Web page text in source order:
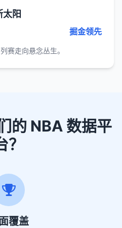
阳
掘金领先
赛走向悬念丛生。
的 NBA 数据平
？
覆盖